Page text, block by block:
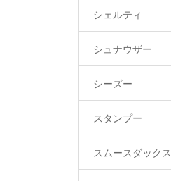
シェルティ
シュナウザー
シーズー
スタンプー
スムースダックス